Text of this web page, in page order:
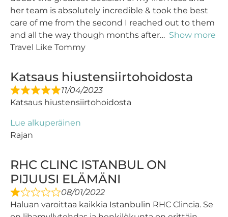
her team is absolutely incredible & took the best
care of me from the second I reached out to them
and all the way though months after
Show more
Travel Like Tommy
Katsaus hiustensiirtohoidosta
11/04/2023
Katsaus hiustensiirtohoidosta
Lue alkuperäinen
Rajan
RHC CLINC ISTANBUL ON
PIJUUSI ELÄMÄNI
08/01/2022
Haluan varoittaa kaikkia Istanbulin RHC Clincia. Se